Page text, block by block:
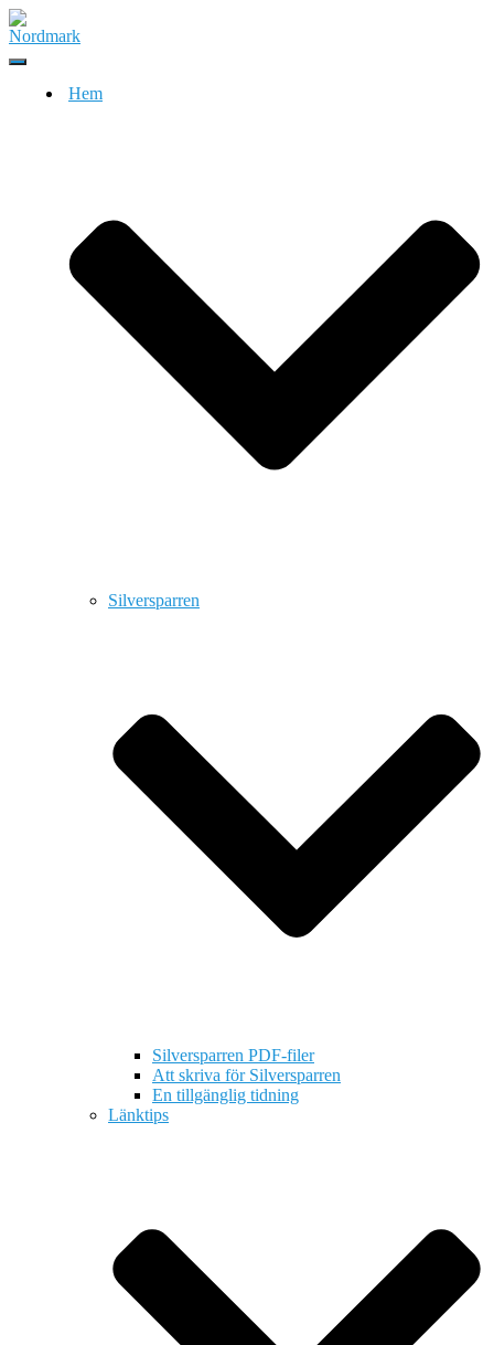
Slå
navigeringHem
Silversparren
Silversparren PDF-filer
Att skriva för Silversparren
En tillgänglig tidning
Länktips